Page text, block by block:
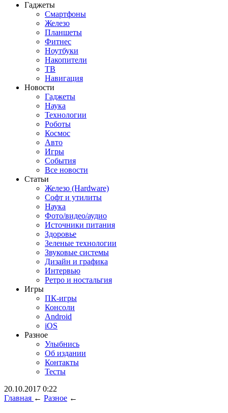
Гаджеты
Смартфоны
Железо
Планшеты
Фитнес
Ноутбуки
Накопители
ТВ
Навигация
Новости
Гаджеты
Наука
Технологии
Роботы
Космос
Авто
Игры
События
Все новости
Статьи
Железо (Hardware)
Софт и утилиты
Наука
Фото/видео/аудио
Источники питания
Здоровье
Зеленые технологии
Звуковые системы
Дизайн и графика
Интервью
Ретро и ностальгия
Игры
ПК-игры
Консоли
Android
iOS
Разное
Улыбнись
Об издании
Контакты
Тесты
20.10.2017 0:22
Главная ← Разное ←